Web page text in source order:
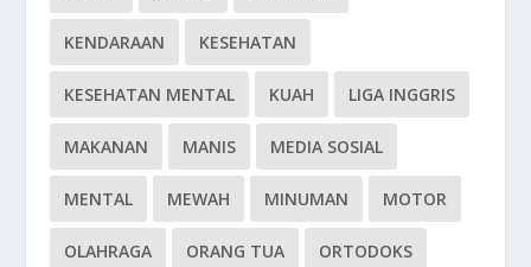
KENDARAAN KESEHATAN
KESEHATAN MENTAL KUAH LIGA INGGRIS
MAKANAN MANIS MEDIA SOSIAL
MENTAL MEWAH MINUMAN MOTOR
OLAHRAGA ORANG TUA ORTODOKS